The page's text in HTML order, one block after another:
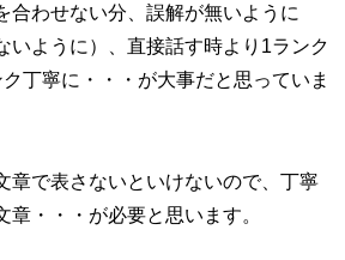
合わせない分、誤解が無いように
いように）、直接話す時より1ランク
丁寧に・・・が大事だと思っていま
章で表さないといけないので、丁寧
章・・・が必要と思います。